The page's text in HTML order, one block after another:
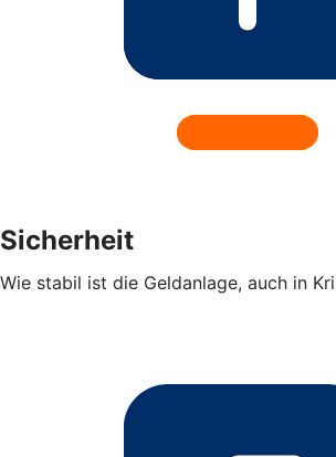
Sicherheit
Wie stabil ist die Geldanlage, auch in